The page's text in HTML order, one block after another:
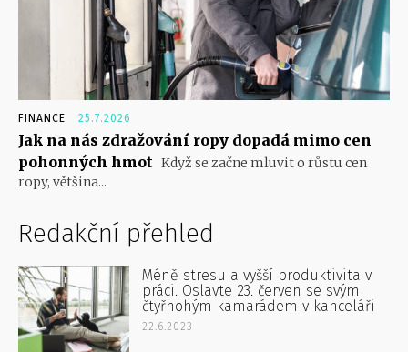
FINANCE 25.7.2026
Jak na nás zdražování ropy dopadá mimo cen
pohonných hmot Když se začne mluvit o růstu cen
ropy, většina...
Redakční přehled
Méně stresu a vyšší produktivita v
práci. Oslavte 23. červen se svým
čtyřnohým kamarádem v kanceláři
22.6.2023